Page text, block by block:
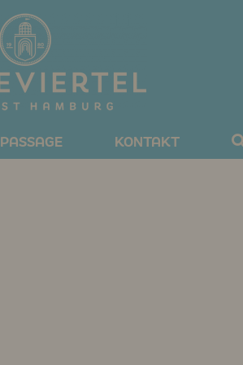
PASSAGE KONTAKT